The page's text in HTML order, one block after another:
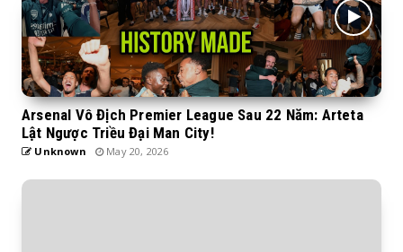
Arsenal Vô Địch Premier League Sau 22 Năm: Arteta
Lật Ngược Triều Đại Man City!
Unknown May 20, 2026